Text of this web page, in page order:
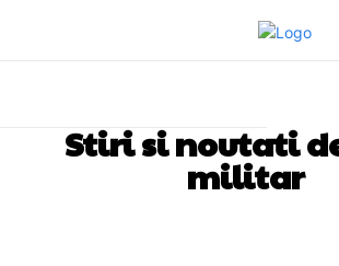
Stiri si noutati
militar